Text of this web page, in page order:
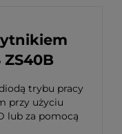
trybu pracy
przy użyciu
lub za pomocą